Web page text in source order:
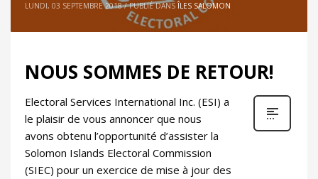
LUNDI, 03 SEPTEMBRE 2018 / PUBLIÉ DANS ÎLES SALOMON
NOUS SOMMES DE RETOUR!
Electoral Services International Inc. (ESI) a
le plaisir de vous annoncer que nous
avons obtenu l’opportunité d’assister la
Solomon Islands Electoral Commission
(SIEC) pour un exercice de mise à jour des